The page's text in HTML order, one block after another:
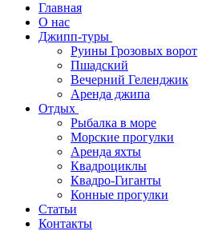
Главная
О нас
Джипп-туры
Руины Грозовых ворот
Пшадский
Вечерний Геленджик
Аренда джипа
Отдых
Рыбалка в море
Морские прогулки
Аренда яхты
Квадроциклы
Квадро-Гиганты
Конные прогулки
Статьи
Контакты